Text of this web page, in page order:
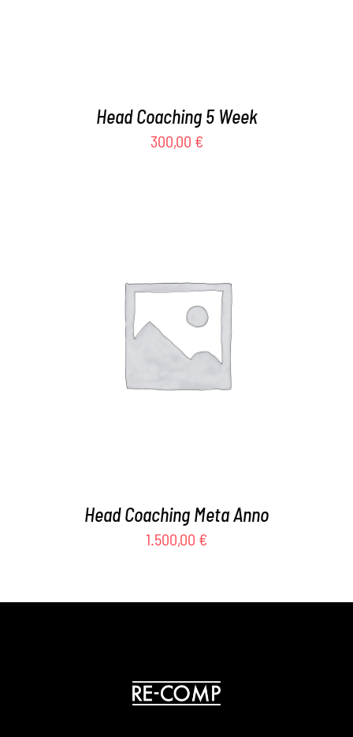
Head Coaching 5 Week
300,00 €
AGGIUNGI AL CARRELLO DETTAGLI
Head Coaching Meta Anno
1.500,00 €